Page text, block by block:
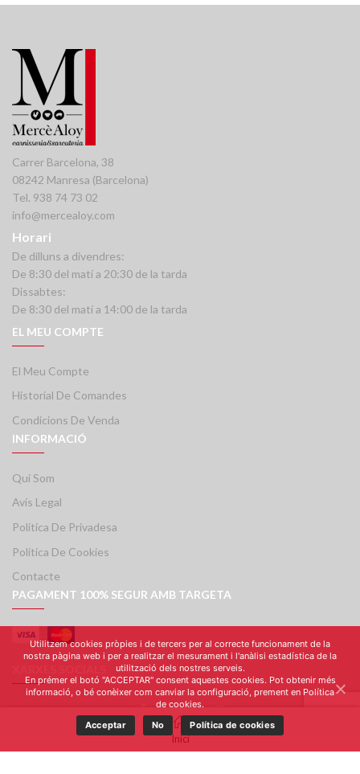
Carrer Barcelona, 38
08242 Manresa (Barcelona)
Tel. 938 74 73 02
info@mercealoy.com
Horari
De dilluns a divendres:
De 8:30 del matí a 20:30 de la tarda
Dissabtes:
De 8:30 del matí a 14:00 de la tarda
EL MEU COMPTE
El Meu Compte
Historial De Comandes
Condicions De Venda
INFORMACIÓ
Qui Som
Avís Legal
Política De Privadesa
Política De Cookies
Contacte
PAGAMENT 100% SEGUR AMB TARGETA
Inici
Utilitzem cookies pròpies i de tercers per al correcte funcionament de la
nostra pàgina web i per a realitzar el mesurament i l'anàlisi estadística de la
utilització dels nostres serveis.
En prémer el botó "ACCEPTAR" consent aquestes cookies. Pot obtenir més
informació, o bé conèixer com canviar la configuració, prement en Política
de cookies.
Acceptar
No Política de cookies